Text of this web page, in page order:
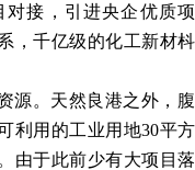
对接，引进央企优质项
，千亿级的化工新材枓
源。天然良港之外，腹
利用的工业用地30平方
由于此前少有大项目落